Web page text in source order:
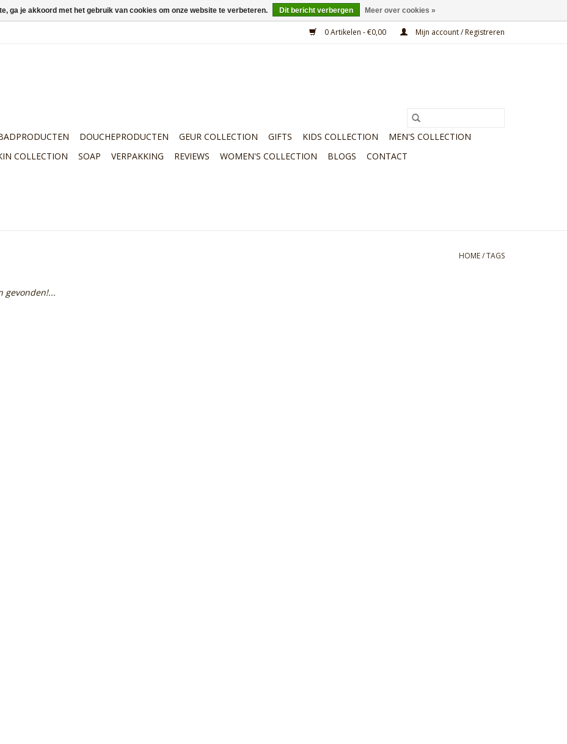
0 Artikelen - €0,00 Mijn account / Registreren
DOUCHEPRODUCTEN GEUR COLLECTION GIFTS KIDS COLLECTION
MEN'S COLLECTION
COLLECTION SOAP VERPAKKING REVIEWS WOMEN'S COLLECTION BLOGS CONTACT
HOME/TAGS
gevonden!...
ga je akkoord met het gebruik van cookies om onze website te verbeteren. Dit bericht verbergen Meer over cookies »